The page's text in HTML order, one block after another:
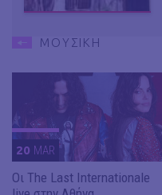
ΜΟΥΣΙΚΗ
20 MAR
Οι The Last Internationale